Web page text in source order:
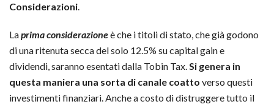
Considerazioni.
Laprima considerazioneè che i titoli di stato, che già godono
di una ritenuta secca del solo 12.5% su capital gain e
dividendi, saranno esentati dalla Tobin Tax.Si genera in
questa maniera una sorta di canale coatto verso questi
investimenti finanziari. Anche a costo di distruggere tutto il